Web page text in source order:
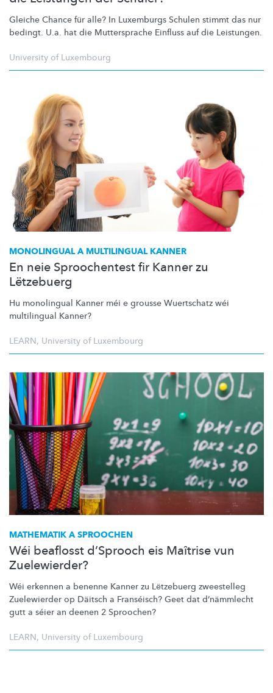
Gleiche Chance für alle? In Luxemburgs Schulen stimmt das nur
bedingt. U.a. hat die Muttersprache Einfluss auf die Leistungen.
University of Luxembourg
MONOLINGUAL A MULTILINGUAL KANNER
En neie Sproochentest fir Kanner zu
Lëtzebuerg
Hu monolingual Kanner méi e grousse Wuertschatz wéi
multilingual Kanner?
LEARN, University of Luxembourg
MATHEMATIK A SPROOCHEN
Wéi beaflosst d’Sprooch eis Maîtrise vun
Zuelewierder?
Wéi erkennen a benenne Kanner zu Lëtzebuerg zweestelleg
Zuelewierder op Däitsch a Franséisch? Geet dat d’nämmlecht
gutt a séier an deenen 2 Sproochen?
LEARN, University of Luxembourg